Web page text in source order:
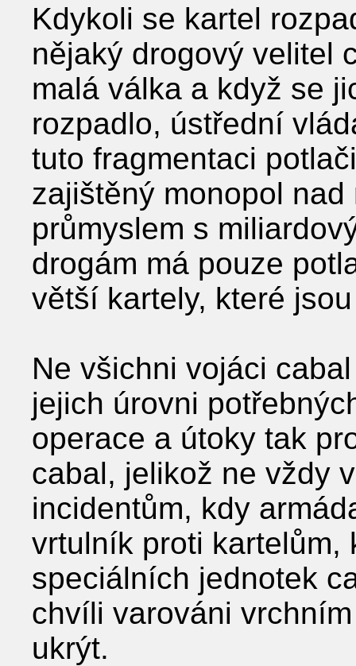
Kdykoli se kartel
nějaký drogový velitel
malá válka a když se
rozpadlo, ústřední
tuto fragmentaci
zajištěný monopol
průmyslem s
drogám má pouze
větší kartely, které
Ne všichni vojáci
jejich úrovni
operace a útoky tak
cabal, jelikož ne vždy
incidentům, kdy
vrtulník proti kartelům,
speciálních jednotek
chvíli varováni
ukrýt.